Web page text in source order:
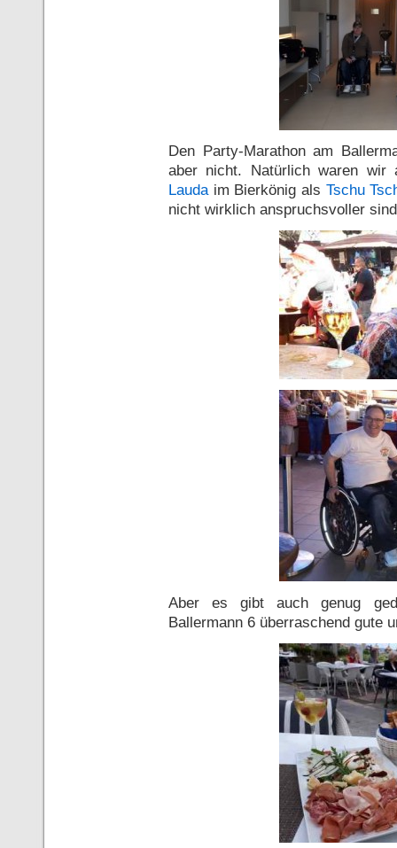
Den Party-Marathon am
aber nicht. Natürlich waren
Laudaim Bierkönig als Tschu
nicht wirklich anspruchsvoller
Aber es gibt auch genug
Ballermann 6 überraschend gute